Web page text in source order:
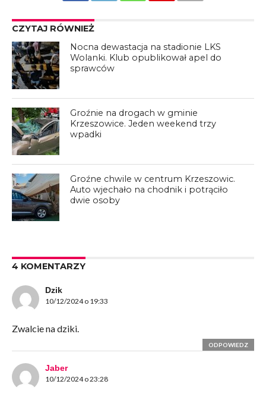
CZYTAJ RÓWNIEŻ
Nocna dewastacja na stadionie LKS
Wolanki. Klub opublikował apel do
sprawców
Groźnie na drogach w gminie
Krzeszowice. Jeden weekend trzy
wpadki
Groźne chwile w centrum Krzeszowic.
Auto wjechało na chodnik i potrąciło
dwie osoby
4 KOMENTARZY
Dzik
10/12/2024 o 19:33
Zwalcie na dziki.
ODPOWIEDZ
Jaber
10/12/2024 o 23:28